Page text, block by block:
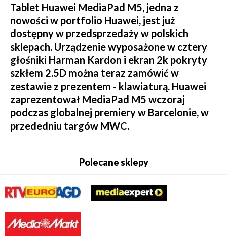
Tablet Huawei MediaPad M5, jedna z
nowości w portfolio Huawei, jest już
dostępny w przedsprzedaży w polskich
sklepach. Urządzenie wyposażone w cztery
głośniki Harman Kardon i ekran 2k pokryty
szkłem 2.5D można teraz zamówić w
zestawie z prezentem - klawiaturą. Huawei
zaprezentował MediaPad M5 wczoraj
podczas globalnej premiery w Barcelonie, w
przededniu targów MWC.
Polecane sklepy